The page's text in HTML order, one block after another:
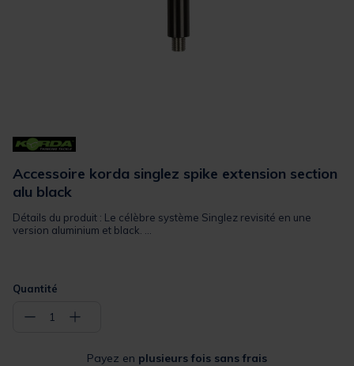
Accessoire korda singlez spike extension section
alu black
Détails du produit : Le célèbre système Singlez revisité en une
version aluminium et black. ...
Quantité
− 1 +
Payez en plusieurs fois sans frais